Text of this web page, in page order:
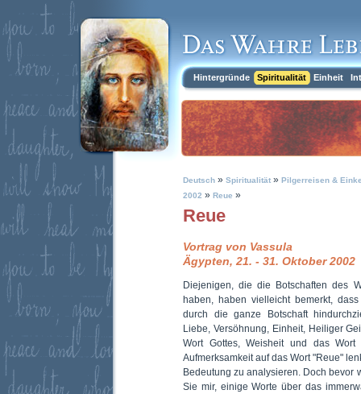
Hintergründe Spiritualität Einheit
Deutsch » Spiritualität » Pilgerreisen &
2002 » Reue »
Reue
Vortrag von Vassula
Ägypten, 21. - 31. Oktober 2002
Diejenigen, die die Botschaften des
haben, haben vielleicht bemerkt,
durch die ganze Botschaft
Liebe, Versöhnung, Einheit, Heiliger
Wort Gottes, Weisheit und das
Aufmerksamkeit auf das Wort "Reue"
Bedeutung zu analysieren. Doch bevor
Sie mir, einige Worte über das